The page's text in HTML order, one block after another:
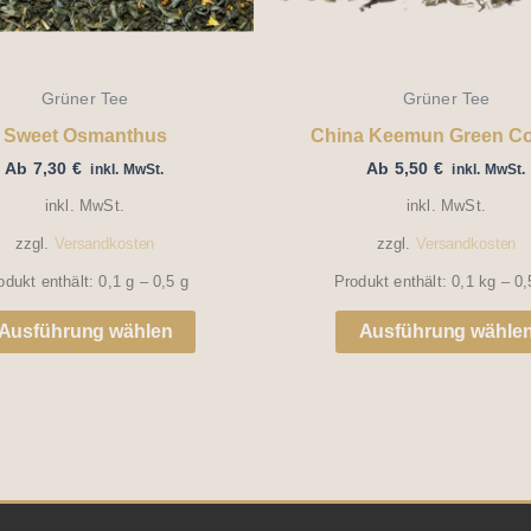
Grüner Tee
Sweet Osmanthus
Ab 7,30 € inkl. MwSt.
inkl. MwSt.
zzgl. Versandkosten
enthält: 0,1g – 0,5 g
Ausführung wählen
Optionen
Grüner Tee
China Keemun Green
Ab 5,50 € inkl. MwSt.
inkl. MwSt.
zzgl. Versandkosten
Produkt enthält: 0,1 kg –
Ausführung